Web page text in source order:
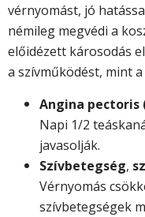
vérnyomást, jó
némileg megvédi a
előidézett károsodás
a szívműködést, mint
Angina pectoris
Napi 1/2
javasolják.
Szívbetegség,
Vérnyomás
szívbetegségek